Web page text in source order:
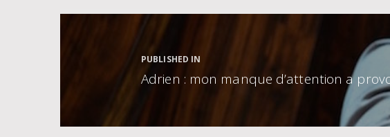
PUBLISHED IN
Adrien : mon manque d’attention a